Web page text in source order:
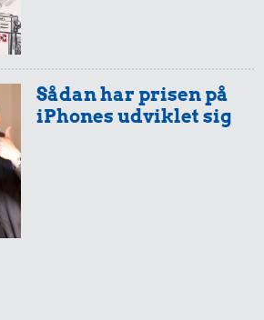
Sådan har prisen på
iPhones udviklet sig